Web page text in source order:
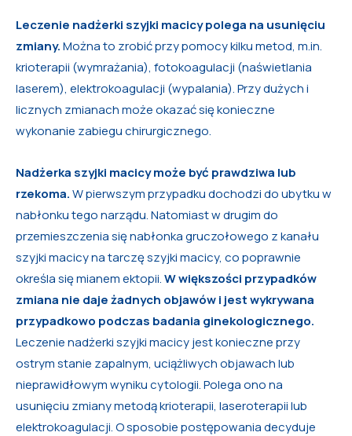
Leczenie nadżerki szyjki macicy polega na usunięciu
zmiany.Można to zrobić przy pomocy kilku metod, m.in.
krioterapii (wymrażania), fotokoagulacji (naświetlania
laserem), elektrokoagulacji (wypalania). Przy dużych i
licznych zmianach może okazać się konieczne
wykonanie zabiegu chirurgicznego.
Nadżerka szyjki macicy może być prawdziwa lub
rzekoma.W pierwszym przypadku dochodzi do ubytku w
nabłonku tego narządu. Natomiast w drugim do
przemieszczenia się nabłonka gruczołowego z kanału
szyjki macicy na tarczę szyjki macicy, co poprawnie
określa się mianem ektopii.W większości przypadków
zmiana nie daje żadnych objawów i jest wykrywana
przypadkowo podczas badania ginekologicznego.
Leczenie nadżerki szyjki macicy jest konieczne przy
ostrym stanie zapalnym, uciążliwych objawach lub
nieprawidłowym wyniku cytologii. Polega ono na
usunięciu zmiany metodą krioterapii, laseroterapii lub
elektrokoagulacji. O sposobie postępowania decyduje